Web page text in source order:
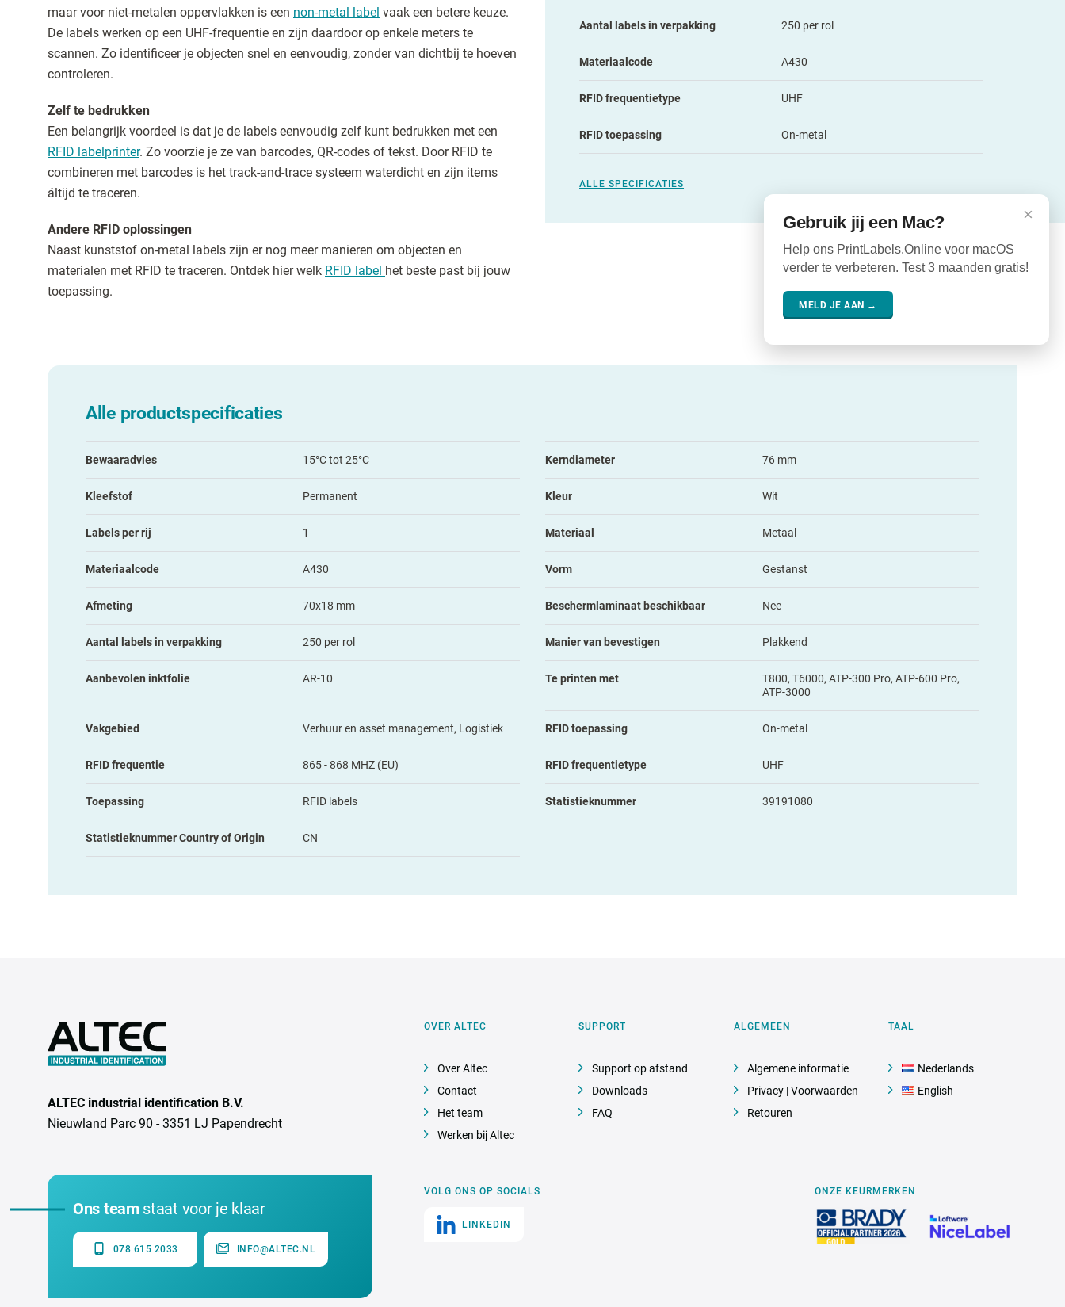
maar voor niet-metalen oppervlakken is een non-metal label vaak een betere keuze.
De labels werken op een UHF-frequentie en zijn daardoor op enkele meters te
scannen. Zo identificeer je objecten snel en eenvoudig, zonder van dichtbij te hoeven
controleren.
Zelf te bedrukken
Een belangrijk voordeel is dat je de labels eenvoudig zelf kunt bedrukken met een
RFID labelprinter. Zo voorzie je ze van barcodes, QR-codes of tekst. Door RFID te
combineren met barcodes is het track-and-trace systeem waterdicht en zijn items
áltijd te traceren.
Andere RFID oplossingen
Naast kunststof on-metal labels zijn er nog meer manieren om objecten en
materialen met RFID te traceren. Ontdek hier welk RFID label het beste past bij jouw
toepassing.
Aantal labels in verpakking 250 per rol
Materiaalcode A430
RFID frequentietype UHF
RFID toepassing On-metal
ALLE SPECIFICATIES
Alle productspecificaties
Bewaaradvies 15°C tot 25°C Kerndiameter 76 mm
Kleefstof Permanent Kleur Wit
Labels per rij 1 Materiaal Metaal
Materiaalcode A430 Vorm Gestanst
Afmeting 70x18 mm Beschermlaminaat beschikbaar Nee
Aantal labels in verpakking 250 per rol Manier van bevestigen Plakkend
Aanbevolen inktfolie AR-10 Te printen met
T800, T6000, ATP-300 Pro, ATP-600 Pro,
ATP-3000
Vakgebied Verhuur en asset management, Logistiek RFID toepassing On-metal
RFID frequentie 865 - 868 MHZ (EU) RFID frequentietype UHF
Toepassing RFID labels Statistieknummer 39191080
Statistieknummer Country of Origin CN
ALTEC industrial identification B.V.
Nieuwland Parc 90 - 3351 LJ Papendrecht
Ons teamstaat voor je klaar
078 615 2033 INFO@ALTEC.NL
OVER ALTEC
Over Altec
Contact
Het team
Werken bij Altec
SUPPORT
Support op afstand
Downloads
FAQ
ALGEMEEN
Algemene informatie
Privacy | Voorwaarden
Retouren
TAAL
Nederlands
English
VOLG ONS OP SOCIALS
LINKEDIN
ONZE KEURMERKEN
×
Gebruik jij een Mac?
Help ons PrintLabels.Online voor macOS
verder te verbeteren. Test 3 maanden gratis!
MELD JE AAN →